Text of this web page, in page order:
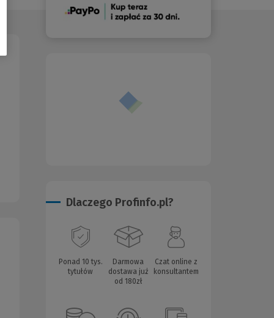
(Nowe
Dlaczego Profinfo.pl?
Ponad 10 tys.
tytułów
Darmowa
dostawa już
od 180zł
Czat online z
konsultantem